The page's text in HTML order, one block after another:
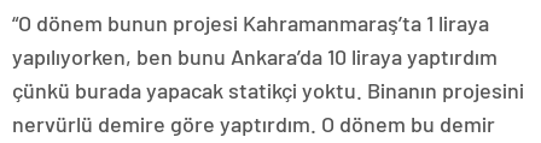
“O dönem bunun projesi Kahramanmaraş’ta 1 liraya
yapılıyorken, ben bunu Ankara’da 10 liraya yaptırdım
çünkü burada yapacak statikçi yoktu. Binanın projesini
nervürlü demire göre yaptırdım. O dönem bu demir